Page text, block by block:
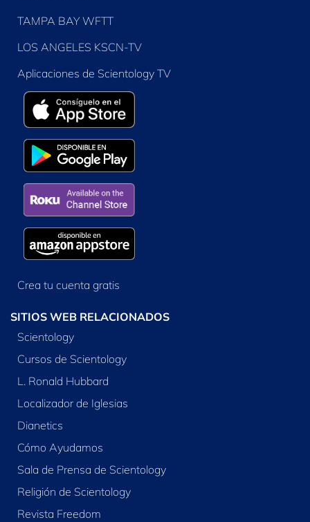
TAMPA BAY WFTT
LOS ANGELES KSCN-TV
Aplicaciones de Scientology TV
Crea tu cuenta gratis
SITIOS WEB RELACIONADOS
Scientology
Cursos de Scientology
L. Ronald Hubbard
Localizador de Iglesias
Dianetics
Cómo Ayudamos
Sala de Prensa de Scientology
Religión de Scientology
Revista Freedom